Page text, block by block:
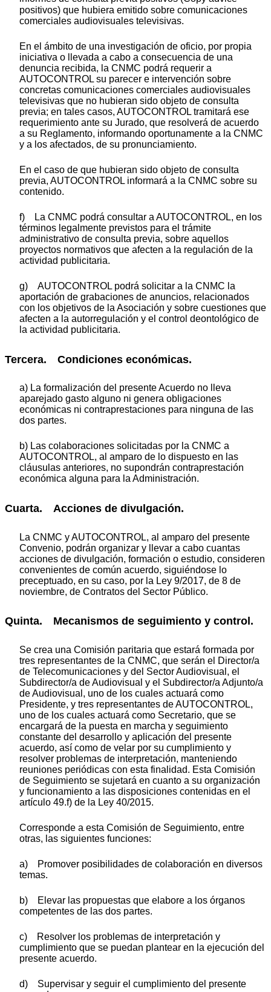
positivos) que hubiera emitido sobre comunicaciones
comerciales audiovisuales televisivas.
En el ámbito de una investigación de oficio, por propia
iniciativa o llevada a cabo a consecuencia de una
denuncia recibida, la CNMC podrá requerir a
AUTOCONTROL su parecer e intervención sobre
concretas comunicaciones comerciales audiovisuales
televisivas que no hubieran sido objeto de consulta
previa; en tales casos, AUTOCONTROL tramitará ese
requerimiento ante su Jurado, que resolverá de acuerdo
a su Reglamento, informando oportunamente a la CNMC
y a los afectados, de su pronunciamiento.
En el caso de que hubieran sido objeto de consulta
previa, AUTOCONTROL informará a la CNMC sobre su
contenido.
f) La CNMC podrá consultar a AUTOCONTROL, en los
términos legalmente previstos para el trámite
administrativo de consulta previa, sobre aquellos
proyectos normativos que afecten a la regulación de la
actividad publicitaria.
g) AUTOCONTROL podrá solicitar a la CNMC la
aportación de grabaciones de anuncios, relacionados
con los objetivos de la Asociación y sobre cuestiones que
afecten a la autorregulación y el control deontológico de
la actividad publicitaria.
Tercera. Condiciones económicas.
a) La formalización del presente Acuerdo no lleva
aparejado gasto alguno ni genera obligaciones
económicas ni contraprestaciones para ninguna de las
dos partes.
b) Las colaboraciones solicitadas por la CNMC a
AUTOCONTROL, al amparo de lo dispuesto en las
cláusulas anteriores, no supondrán contraprestación
económica alguna para la Administración.
Cuarta. Acciones de divulgación.
La CNMC y AUTOCONTROL, al amparo del presente
Convenio, podrán organizar y llevar a cabo cuantas
acciones de divulgación, formación o estudio, consideren
convenientes de común acuerdo, siguiéndose lo
preceptuado, en su caso, por la Ley 9/2017, de 8 de
noviembre, de Contratos del Sector Público.
Quinta. Mecanismos de seguimiento y control.
Se crea una Comisión paritaria que estará formada por
tres representantes de la CNMC, que serán el Director/a
de Telecomunicaciones y del Sector Audiovisual, el
Subdirector/a de Audiovisual y el Subdirector/a Adjunto/a
de Audiovisual, uno de los cuales actuará como
Presidente, y tres representantes de AUTOCONTROL,
uno de los cuales actuará como Secretario, que se
encargará de la puesta en marcha y seguimiento
constante del desarrollo y aplicación del presente
acuerdo, así como de velar por su cumplimiento y
resolver problemas de interpretación, manteniendo
reuniones periódicas con esta finalidad. Esta Comisión
de Seguimiento se sujetará en cuanto a su organización
y funcionamiento a las disposiciones contenidas en el
artículo 49.f) de la Ley 40/2015.
Corresponde a esta Comisión de Seguimiento, entre
otras, las siguientes funciones:
a) Promover posibilidades de colaboración en diversos
temas.
b) Elevar las propuestas que elabore a los órganos
competentes de las dos partes.
c) Resolver los problemas de interpretación y
cumplimiento que se puedan plantear en la ejecución del
presente acuerdo.
d) Supervisar y seguir el cumplimiento del presente